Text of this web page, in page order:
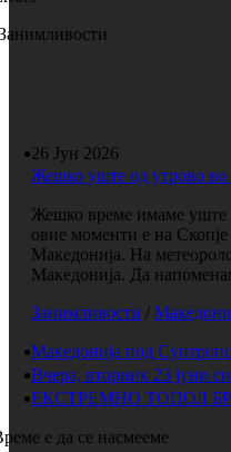
26 Јун 2026
Жешко уште од утрово во
Жешко време имаме уште
овие моменти е на
Македонија. На
Македонија. Да
Занимливости /
Македонија под
Вчера, вторник 23 јуни
ЕКСТРЕМНО ТОПОЛ
е да се насмееме